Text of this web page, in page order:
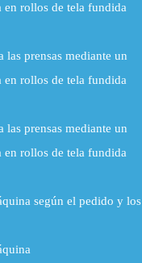
en rollos de tela fundida
las prensas mediante un
en rollos de tela fundida
las prensas mediante un
en rollos de tela fundida
según el pedido y los